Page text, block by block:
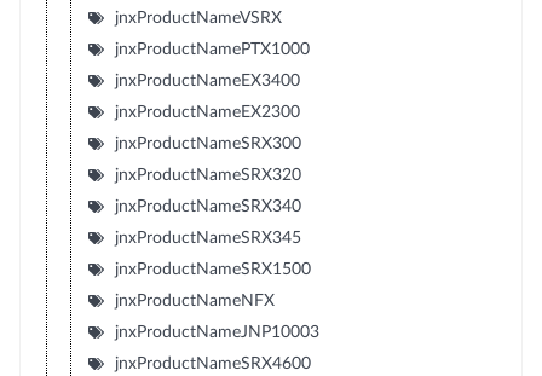
jnxProductNameVSRX
jnxProductNamePTX1000
jnxProductNameEX3400
jnxProductNameEX2300
jnxProductNameSRX300
jnxProductNameSRX320
jnxProductNameSRX340
jnxProductNameSRX345
jnxProductNameSRX1500
jnxProductNameNFX
jnxProductNameJNP10003
jnxProductNameSRX4600